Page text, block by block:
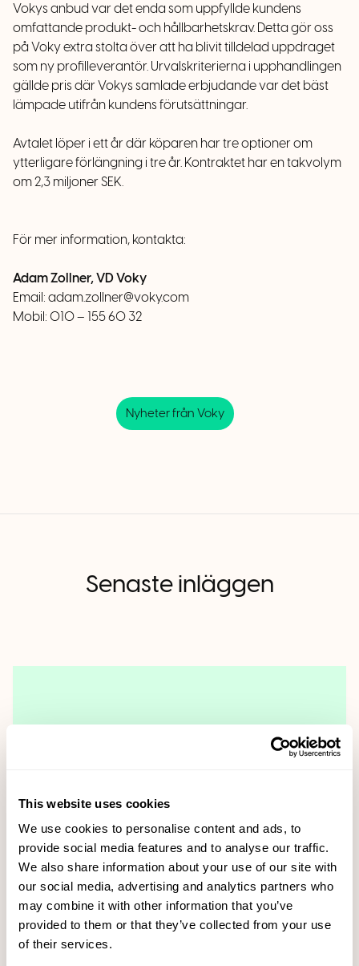
This website uses cookies
We use cookies to personalise content and ads, to
provide social media features and to analyse our traffic.
We also share information about your use of our site with
our social media, advertising and analytics partners who
may combine it with other information that you’ve
provided to them or that they’ve collected from your use
of their services.
Vokys anbud var det enda som uppfyllde kundens
omfattande produkt- och hållbarhetskrav. Detta gör oss
på Voky extra stolta över att ha blivit tilldelad uppdraget
som ny profilleverantör. Urvalskriterierna i upphandlingen
gällde pris där Vokys samlade erbjudande var det bäst
lämpade utifrån kundens förutsättningar.
Avtalet löper i ett år där köparen har tre optioner om
ytterligare förlängning i tre år. Kontraktet har en takvolym
om 2,3 miljoner SEK.
För mer information, kontakta:
Adam Zollner, VD Voky
Email: adam.zollner@voky.com
Mobil: 010 – 155 60 32
Nyheter från Voky
Senaste inläggen
Voky tecknar ramavtal med Skellefteå kommun